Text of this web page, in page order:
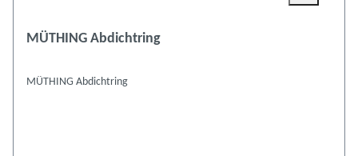
MÜTHING Abdichtring
MÜTHING Abdichtring